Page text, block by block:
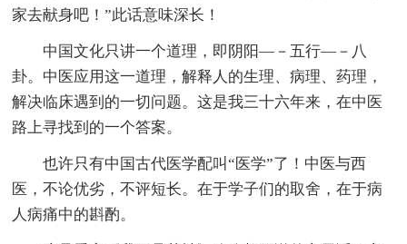
家去献身吧！”此话意味深长！
中国文化只讲一个道理，即阴阳—－五行—－八
卦。中医应用这一道理，解释人的生理、病理、药理，
解决临床遇到的一切问题。这是我三十六年来，在中医
路上寻找到的一个答案。
也许只有中国古代医学配叫“医学”了！中医与西
医，不论优劣，不评短长。在于学子们的取舍，在于病
人病痛中的斟酌。